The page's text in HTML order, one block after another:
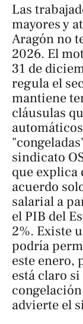
Las
mayores y
Aragón no
2026. El
31 de
regula el
mantiene
cláusulas
sindicato
que explica
acuerdo
salarial a
el PIB del
2%. Existe
podría
este enero,
está claro
advierte el